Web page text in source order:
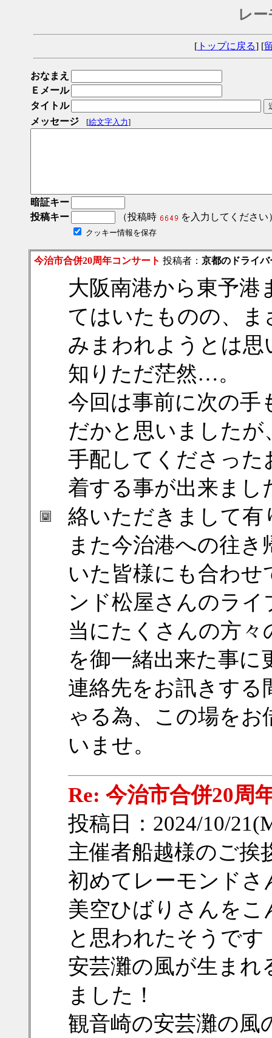
レ
[ トップに戻る] [
おなまえ
Ｅメール
タイトル
メッセージ
[絵文字入力]
暗証キー
投稿キー
（投稿時 を入力してください
クッキー情報を保存
今治市合併20周年コンサート 投稿者： 京都のドライバ
大阪南港から東予港
てはいたものの、
みまわれようとは
知りただ茫然…。
今回は事前に次の手
だかと思いましたが
手配してくださっ
着する事が出来まし
絡いただきまして
また今治港への往
いた皆様にも合わ
ンド松屋さんのラ
当にたくさんの方
を御一緒出来た事
連絡先をお訊きす
ゃる為、この場を
いませ。
Re: 今治市合併20周
投稿日：2024/10/
主催者船越様のご挨
初めてレーモンドさ
美空ひばりさんを
と思われたそうです
安芸灘の風が生まれ
ました！
観音崎の安芸灘の風